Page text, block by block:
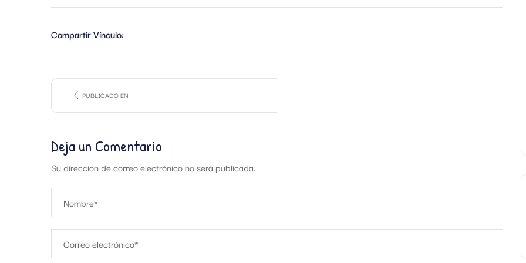
Compartir Vínculo:
PUBLICADO EN
Deja un Comentario
Su dirección de correo electrónico no será publicada.